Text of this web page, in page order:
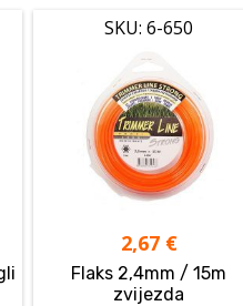
SKU: 6-650
2,67 €
Flaks 2,4mm / 15m
zvijezda